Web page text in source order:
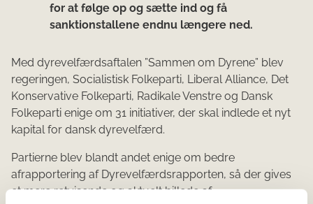
for at følge op og sætte ind og få
sanktionstallene endnu længere ned.
Med dyrevelfærdsaftalen ”Sammen om Dyrene” blev
regeringen, Socialistisk Folkeparti, Liberal Alliance, Det
Konservative Folkeparti, Radikale Venstre og Dansk
Folkeparti enige om 31 initiativer, der skal indlede et nyt
kapital for dansk dyrevelfærd.
Partierne blev blandt andet enige om bedre
afrapportering af Dyrevelfærdsrapporten, så der gives
et mere retvisende og aktuelt billede af